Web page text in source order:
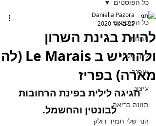
כל הפוסטים
אמנות
לייף סטייל
אופנה
עיצוב
תזונה בריאה
הנר שלי תמיד דולק
כל הפוסטים
להיות בגינת השרון
ולהרגיש ב Le Marais (לה
מארה) בפריז
Daniella Pazora
25 באוג׳ 2020
חגיגה לילית בפינת הרחובות
לבונטין והחשמל.